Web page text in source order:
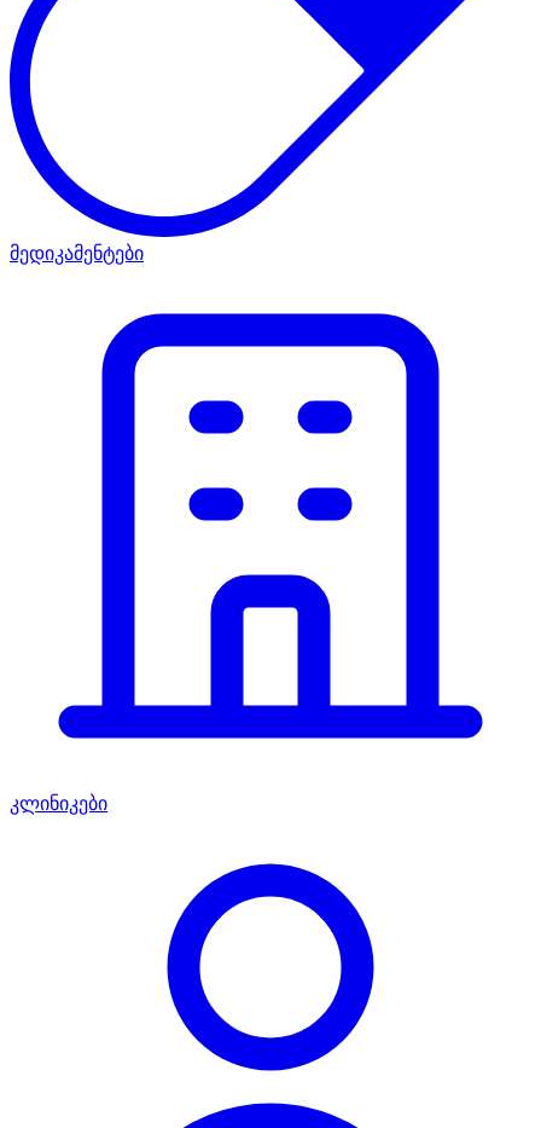
მედიკამენტები
კლინიკები